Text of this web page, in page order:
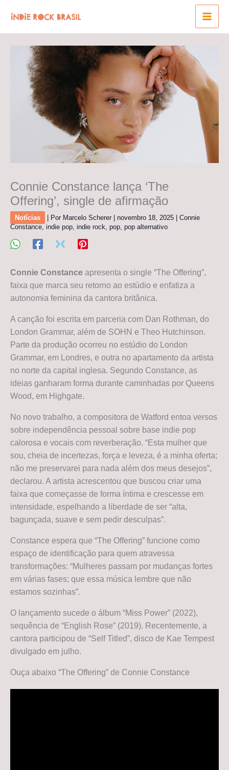
para
o
conteúdo
Connie Constance lança ‘The
Offering’, single de afirmação
Notícias | Por Marcelo Scherer novembro 18, 2025
Connie
Constance, indie pop, indie rock, pop, pop alternativo
Connie Constance apresenta o single “The Offering”,
faixa que marca seu retorno ao estúdio e enfatiza a
autonomia feminina da cantora britânica.
A canção foi escrita em parceria com Dan Rothman, do
London Grammar, além de SOHN e Theo Hutchinson.
Parte da produção ocorreu no estúdio do London
Grammar, em Londres, e outra no apartamento da artista
no norte da capital inglesa. Segundo Constance, as
ideias ganharam forma durante caminhadas por Queens
Wood, em Highgate.
No novo trabalho, a compositora de Watford entoa versos
sobre independência pessoal sobre base indie pop
calorosa e vocais com reverberação. “Esta mulher que
sou, cheia de incertezas, força e leveza, é a minha oferta;
não me preservarei para nada além dos meus desejos”,
declarou. A artista acrescentou que buscou criar uma
faixa que começasse de forma íntima e crescesse em
intensidade, espelhando a liberdade de ser “alta,
bagunçada, suave e sem pedir desculpas”.
Constance espera que “The Offering” funcione como
espaço de identificação para quem atravessa
transformações: “Mulheres passam por mudanças fortes
em várias fases; que essa música lembre que não
estamos sozinhas”.
O lançamento sucede o álbum “Miss Power” (2022),
sequência de “English Rose” (2019). Recentemente, a
cantora participou de “Self Titled”, disco de Kae Tempest
divulgado em julho.
Ouça abaixo “The Offering” de Connie Constance